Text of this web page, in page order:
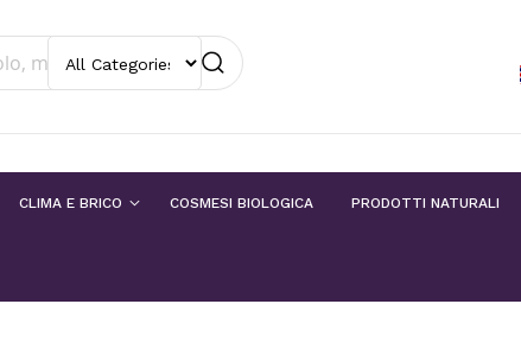
Search
CLIMA E BRICO COSMESI BIOLOGICA PRODOTTI NATURALI